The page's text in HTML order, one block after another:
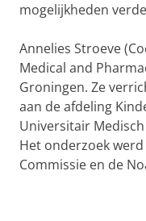
mogelijkheden
Annelies Stroeve
Medical and
Groningen. Ze
aan de afdeling
Universitair
Het onderzoek
Commissie en de